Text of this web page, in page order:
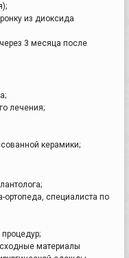
из диоксида
3 месяца после
лечения;
керамики;
ортопеда, специалиста по
материалы